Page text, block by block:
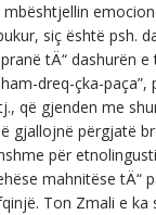
siç është psh.
tÄ“ dashurën e
dreq-çka-paça”,
që gjenden me
gjallojnë përgjatë
për
mahnitëse tÄ“
Ton Zmali e ka